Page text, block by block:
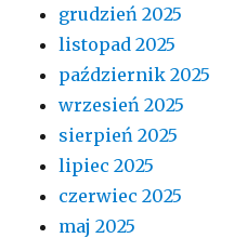
grudzień 2025
listopad 2025
październik 2025
wrzesień 2025
sierpień 2025
lipiec 2025
czerwiec 2025
maj 2025